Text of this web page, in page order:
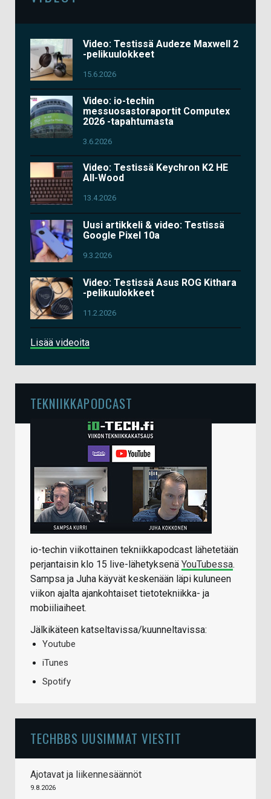
Video: Testissä Audeze Maxwell 2
-pelikuulokkeet
15.6.2026
Video: io-techin
messuosastoraportit Computex
2026 -tapahtumasta
3.6.2026
Video: Testissä Keychron K2 HE
All-Wood
13.4.2026
Uusi artikkeli & video: Testissä
Google Pixel 10a
9.3.2026
Video: Testissä Asus ROG Kithara
-pelikuulokkeet
11.2.2026
Lisää videoita
TEKNIIKKAPODCAST
io-techin viikottainen tekniikkapodcast lähetetään
perjantaisin klo 15 live-lähetyksenä YouTubessa.
Sampsa ja Juha käyvät keskenään läpi kuluneen
viikon ajalta ajankohtaiset tietotekniikka- ja
mobiiliaiheet.
Jälkikäteen katseltavissa/kuunneltavissa:
Youtube
iTunes
Spotify
TECHBBS UUSIMMAT VIESTIT
Ajotavat ja liikennesäännöt
9.8.2026